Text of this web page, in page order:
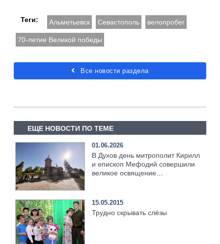
Теги: Альметьевск Севастополь велопробег
70-летие Великой победы
Все новости раздела
ЕЩЕ НОВОСТИ ПО ТЕМЕ
01.06.2026
В Духов день митрополит Кирилл
и епископ Мефодий совершили
великое освящение
15.05.2015
Трудно скрывать слёзы